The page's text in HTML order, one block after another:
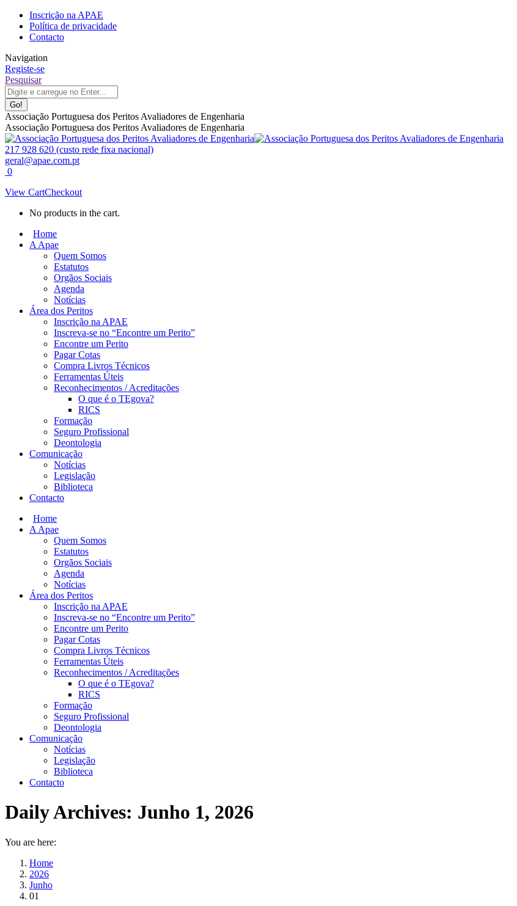
Skip
content
Inscrição na APAE
Política de privacidade
Contacto
Navigation
Registe-se
Facebook
page
opens
in
new
window
Linkedin
page
opens
in
new
window
Instagram
page
opens
in
new
window
Search:
Pesquisar
Associação Portuguesa dos Peritos Avaliadores de Engenharia
Associação Portuguesa dos Peritos Avaliadores de Engenharia
217 928 620 (custo rede fixa nacional)
geral@apae.com.pt
0
View CartCheckout
No products in the cart.
Home
A Apae
Quem Somos
Estatutos
Orgãos Sociais
Agenda
Notícias
Área dos Peritos
Inscrição na APAE
Inscreva-se no “Encontre um Perito”
Encontre um Perito
Pagar Cotas
Compra Livros Técnicos
Ferramentas Úteis
Reconhecimentos / Acreditações
O que é o TEgova?
RICS
Formação
Seguro Profissional
Deontologia
Comunicação
Notícias
Legislação
Biblioteca
Contacto
Home
A Apae
Quem Somos
Estatutos
Orgãos Sociais
Agenda
Notícias
Área dos Peritos
Inscrição na APAE
Inscreva-se no “Encontre um Perito”
Encontre um Perito
Pagar Cotas
Compra Livros Técnicos
Ferramentas Úteis
Reconhecimentos / Acreditações
O que é o TEgova?
RICS
Formação
Seguro Profissional
Deontologia
Comunicação
Notícias
Legislação
Biblioteca
Contacto
Daily Archives: Junho 1, 2026
You are here:
Home
2026
Junho
01